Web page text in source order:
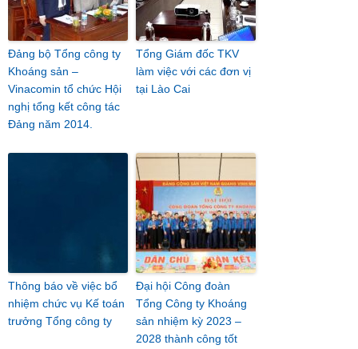
Đảng bộ Tổng công ty
Khoáng sản –
Vinacomin tổ chức Hội
nghị tổng kết công tác
Đảng năm 2014.
Tổng Giám đốc TKV
làm việc với các đơn vị
tại Lào Cai
Thông báo về việc bổ
nhiệm chức vụ Kế toán
trưởng Tổng công ty
Đại hội Công đoàn
Tổng Công ty Khoáng
sản nhiệm kỳ 2023 –
2028 thành công tốt